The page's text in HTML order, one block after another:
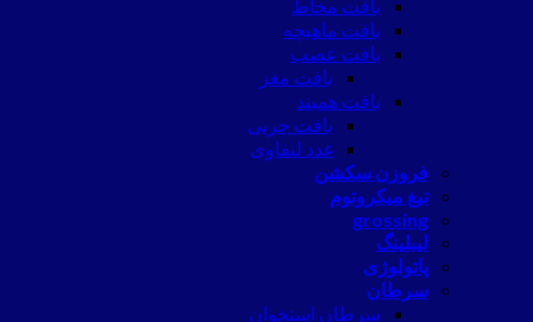
بافت مخاط
بافت ماهیچه
بافت عصب
بافت مغز
بافت همبند
بافت چربی
غدد لنفاوی
فروزن سکشن
تیغ میکروتوم
grossing
لیبلینگ
پاتولوژی
سرطان
سرطان استخوان